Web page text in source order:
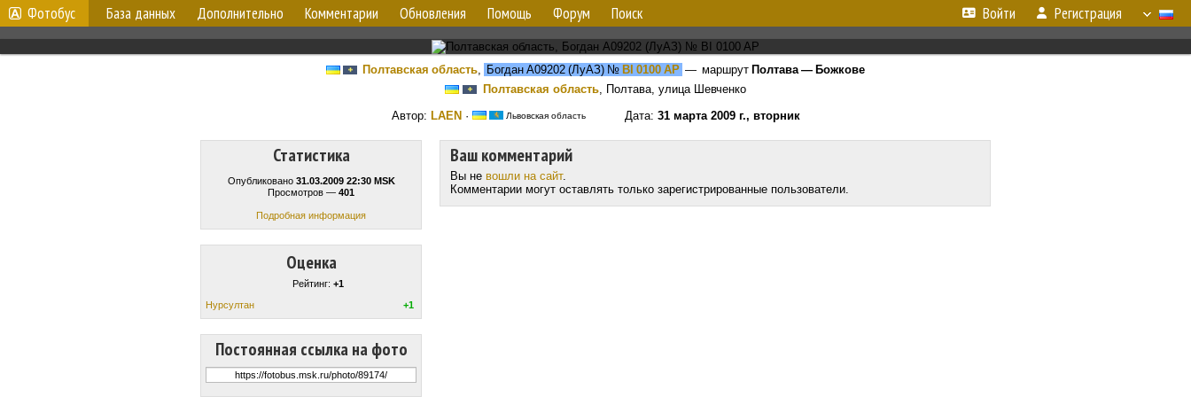
Фотобус База данных Дополнительно Комментарии Обновления Помощь Форум Поиск Войти Регистрация
Полтавская область, Богдан А09202 (ЛуАЗ) № BI 0100 AP — маршрут Полтава — Божкове
Полтавская область, Полтава, улица Шевченко
Автор: LAEN · Львовская областьДата: 31 марта 2009 г., вторник
Статистика
Опубликовано 31.03.2009 22:30 MSK
Просмотров — 401
Подробная информация
Оценка
Рейтинг: +1
Нурсултан
+1
Постоянная ссылка на фото
Ваш комментарий
Вы не вошли на сайт.
Комментарии могут оставлять только зарегистрированные пользователи.